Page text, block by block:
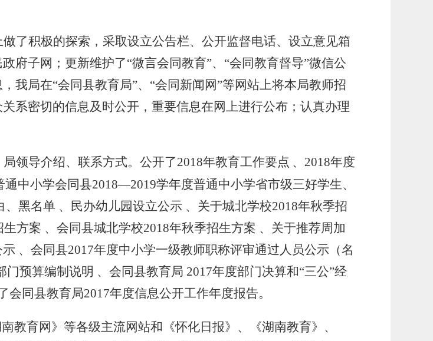
了积极的探索，采取设立公告栏、公开监督电话、设立意见箱
府子网； 更新维护了“微言会同教育”、“会同教育督导”微信公
我局在“会同县教育局”、“会同新闻网”等网站上将本局教师招
系密切的信息及时公开，重要信息在网上进行公布；认真办理
领导介绍、联系方式。公开了2018年教育工作要点 、 2018年度
通中小学会同县2018—2019学年度普通中小学省市级三好学生、
、黑名单 、 民办幼儿园设立公示 、 关于城北学校2018年秋季招
生方案 、 会同县城北学校2018年秋季招生方案 、 关于推荐周加
、 会同县2017年度中小学一级教师职称评审通过人员公示（名
门预算编制说明 、 会同县教育局 2017年度部门决算和“三公”经
会同县教育局2017年度信息公开工作年度报告。
教育网》等各级主流网站和《怀化日报》、《湖南教育》、